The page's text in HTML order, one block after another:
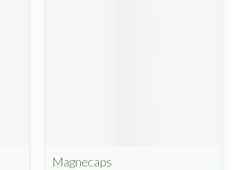
Magnecaps